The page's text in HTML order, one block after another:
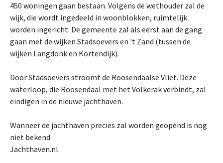
450 woningen gaan bestaan. Volgens de wethouder zal de
wijk, die wordt ingedeeld in woonblokken, ruimtelijk
worden ingericht. De gemeente zal als eerst aan de gang
gaan met de wijken Stadsoevers en 't Zand (tussen de
wijken Langdonk en Kortendijk).
Door Stadsoevers stroomt de Roosendaalse Vliet. Deze
waterloop, die Roosendaal met het Volkerak verbindt, zal
eindigen in de nieuwe jachthaven.
Wanneer de jachthaven precies zal worden geopend is nog
niet bekend.
Jachthaven.nl